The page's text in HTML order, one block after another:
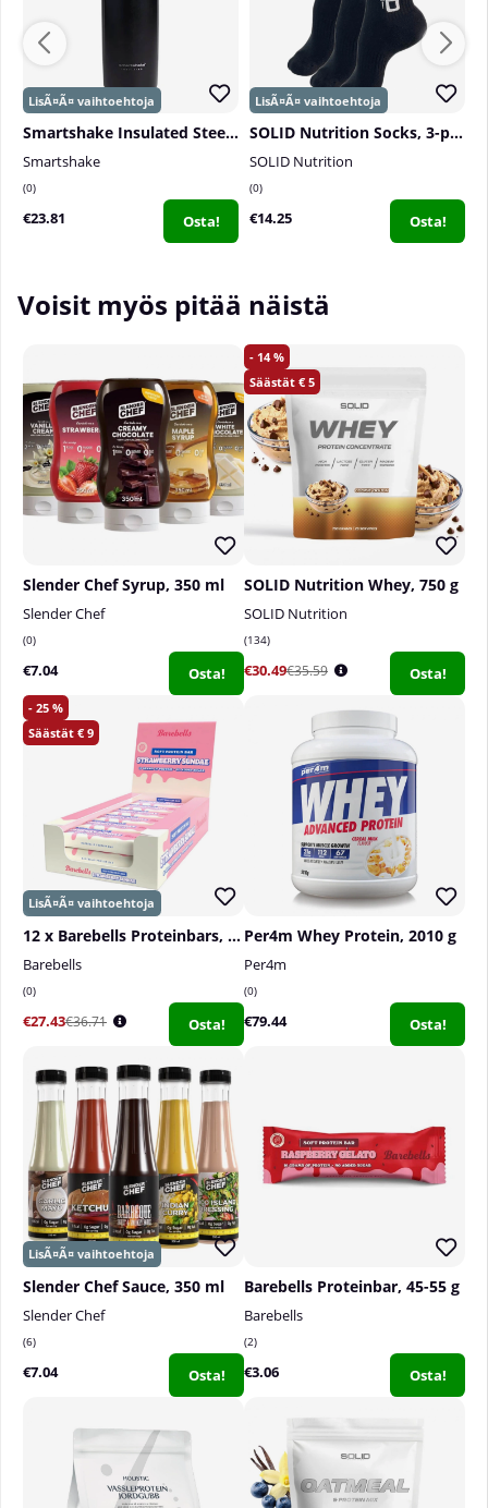
Smartshake Insulated Steel, 750 ml
Smartshake
0
€23.81 Osta!
SOLID Nutrition Socks, 3-pack, Black
SOLID Nutrition
0
€14.25 Osta!
Voisit myös pitää näistä
Slender Chef Syrup, 350 ml
Slender Chef
0
€7.04 Osta!
14
5
SOLID Nutrition Whey, 750 g
SOLID Nutrition
134
€30.49€35.59 Osta!
25
9
12 x Barebells Proteinbars, 55 g
Barebells
0
€27.43€36.71 Osta!
Per4m Whey Protein, 2010 g
Per4m
0
€79.44 Osta!
Slender Chef Sauce, 350 ml
Slender Chef
6
€7.04 Osta!
Barebells Proteinbar, 45-55 g
Barebells
2
€3.06 Osta!